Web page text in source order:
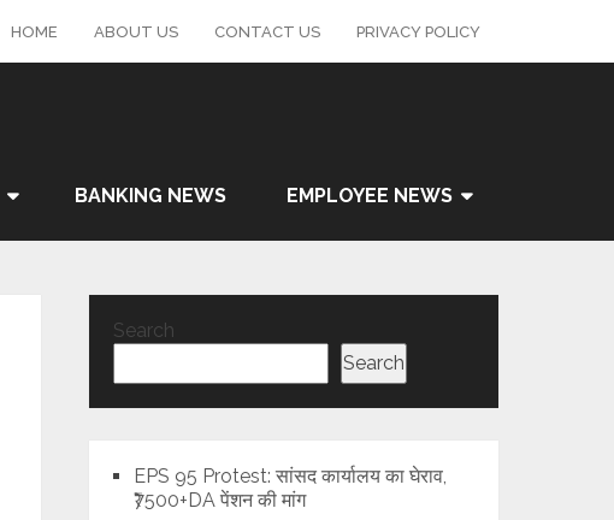
HOME ABOUT US CONTACT US PRIVACY POLICY
BANKING NEWS EMPLOYEE NEWS
Search
Search
EPS 95 Protest: सांसद कार्यालय का घेराव,
₹7500+DA पेंशन की मांग